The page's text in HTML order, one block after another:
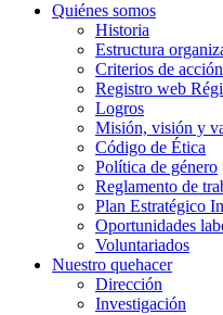
Quiénes somos
Historia
Estructura
Criterios de acción
Registro web
Logros
Misión, visión y
Código de Ética
Política de género
Reglamento de
Plan Estratégico
Oportunidades
Voluntariados
Nuestro quehacer
Dirección
Investigación